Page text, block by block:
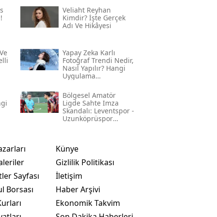
Veliaht Reyhan
Kimdir? İşte Gerçek
Adı Ve Hikâyesi
Yapay Zeka Karlı
Fotoğraf Trendi Nedir,
Nasıl Yapılır? Hangi
Uygulama
Adım Adım Rehber
Bölgesel Amatör
Ligde Sahte Imza
Skandalı: Leventspor -
Uzunköprüspor
Sayfası
Borsası
Künye
Gizlilik Politikası
İletişim
Haber Arşivi
Ekonomik Takvim